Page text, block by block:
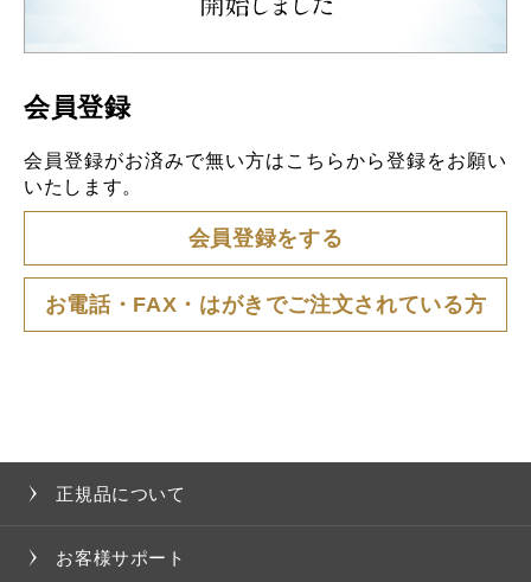
会員登録
会員登録がお済みで無い方はこちらから登録をお願い
いたします。
会員登録をする
お電話・FAX・はがきでご注文されている方
正規品について
お客様サポート